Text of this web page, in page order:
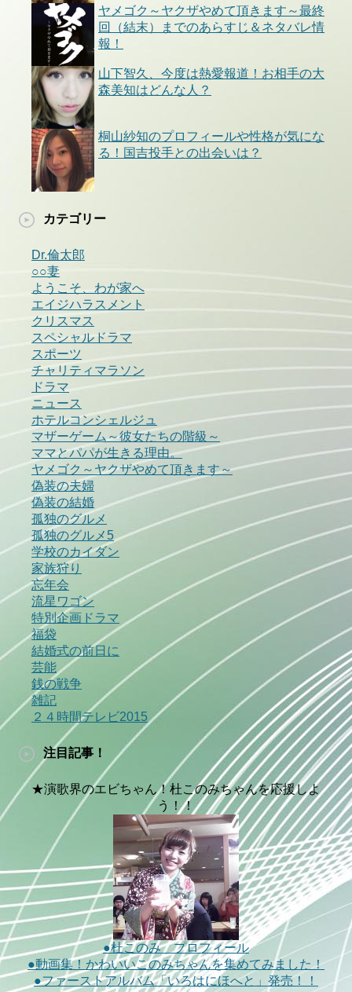
ヤメゴク～ヤクザやめて頂きます～最終
回（結末）までのあらすじ＆ネタバレ情
報！
山下智久、今度は熱愛報道！お相手の大
森美知はどんな人？
桐山紗知のプロフィールや性格が気にな
る！国吉投手との出会いは？
カテゴリー
Dr.倫太郎
○○妻
ようこそ、わが家へ
エイジハラスメント
クリスマス
スペシャルドラマ
スポーツ
チャリティマラソン
ドラマ
ニュース
ホテルコンシェルジュ
マザーゲーム～彼女たちの階級～
ママとパパが生きる理由。
ヤメゴク～ヤクザやめて頂きます～
偽装の夫婦
偽装の結婚
孤独のグルメ
孤独のグルメ5
学校のカイダン
家族狩り
忘年会
流星ワゴン
特別企画ドラマ
福袋
結婚式の前日に
芸能
銭の戦争
雑記
２４時間テレビ2015
注目記事！
★演歌界のエビちゃん！杜このみちゃんを応援しよ
う！！
●杜このみ プロフィール
●動画集！かわいいこのみちゃんを集めてみました！
●ファーストアルバム「いろはにほへと」発売！！